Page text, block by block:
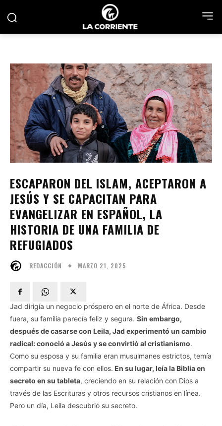
ESCAPARON DEL ISLAM, ACEPTARON A
JESÚS Y SE CAPACITAN PARA
EVANGELIZAR EN ESPAÑOL, LA
HISTORIA DE UNA FAMILIA DE
REFUGIADOS
REDACCIÓN MARZO 21, 2025
Jad dirigía un negocio próspero en el norte de África. Desde
fuera, su familia parecía feliz y segura. Sin embargo,
después de casarse con Leila, Jad experimentó un cambio
radical: conoció a Jesús y se convirtió al cristianismo.
Como su esposa y su familia eran musulmanes estrictos, temía
compartir su nueva fe con ellos. En su lugar, leía la Biblia en
secreto en su tableta, creciendo en su relación con Dios a
través de las Escrituras y otros recursos cristianos en línea.
Pero un día, Leila descubrió su secreto.